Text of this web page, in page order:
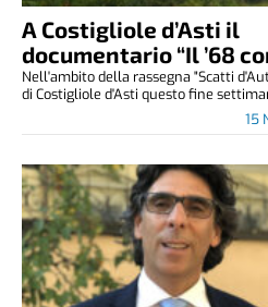
A Costigliole d’Asti il
documentario “Il ’68
15
Nell'ambito della rassegna "Scatti
di Costigliole d'Asti questo fine